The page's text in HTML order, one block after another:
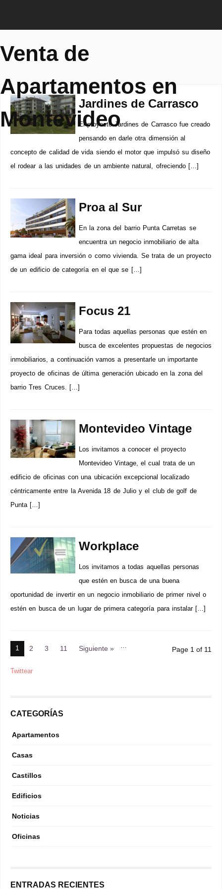
Venta de
Apartamentos en
Montevideo
Jardines de Carrasco
El proyecto Jardines de Carrasco fue creado
pensando en darle otra dimensión al
concepto de calidad de vida siendo el motor que impulsó su diseño
el rodear a las unidades de un ambiente natural, ofreciendo […]
Proa al Sur
En la zona del barrio Punta Carretas se
encuentra un negocio inmobiliario de alta
gama ideal para inversión o como vivienda. Se trata de un proyecto
de un edificio de categoría en el que se […]
Focus 21
Para todas aquellas personas que estén en
busca de excelentes propuestas de negocios
inmobiliarios, a continuación vamos a presentarle un importante
proyecto de oficinas de última generación ubicado en la zona del
barrio Tres Cruces. […]
Montevideo Vintage
Los invitamos a conocer el proyecto
Montevideo Vintage, el cual trata de un
edificio de oficinas con una ubicación excepcional localizado
céntricamente entre la Avenida 18 de Julio y el club de golf de
Punta […]
Workplace
Los invitamos a todas aquellas personas
que estén en busca de una buena
oportunidad de invertir en un negocio inmobiliario de primer nivel o
estén en busca de un lugar de primera categoría para instalar […]
1 2 3 …
11 Siguiente » Page 1 of 11
Twittear
CATEGORÍAS
Apartamentos
Casas
Castillos
Edificios
Noticias
Oficinas
ENTRADAS RECIENTES